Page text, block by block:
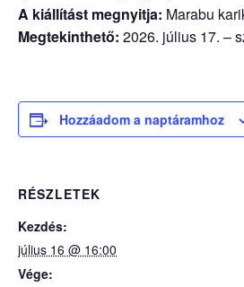
A kiállítást megnyitja: Marabu
Megtekinthető: 2026. július 17. –
Hozzáadom a naptáramhoz
RÉSZLETEK
Kezdés:
július 16 @ 16:00
Vége: